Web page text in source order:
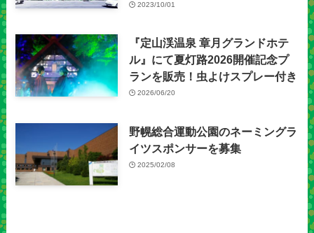
2023/10/01
『定山渓温泉 章月グランドホテ
ル』にて夏灯路2026開催記念プ
ランを販売！虫よけスプレー付き
2026/06/20
野幌総合運動公園のネーミングラ
イツスポンサーを募集
2025/02/08